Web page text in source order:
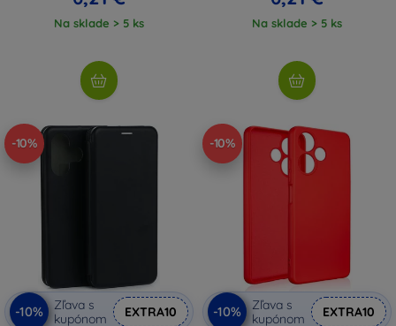
Na sklade > 5 ks Na sklade > 5 ks
-10%
-10%
Zľava s
kupónom
EXTRA10
-10%
-10%
Zľava s
kupónom
EXTRA10